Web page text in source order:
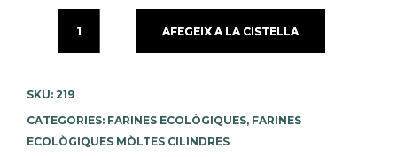
AFEGEIX A LA CISTELLA
SKU: 219
CATEGORIES: FARINES ECOLÒGIQUES, FARINES
ECOLÒGIQUES MÒLTES CILINDRES